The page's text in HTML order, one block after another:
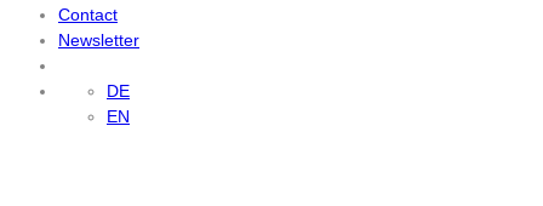
Contact
Newsletter
DE
EN